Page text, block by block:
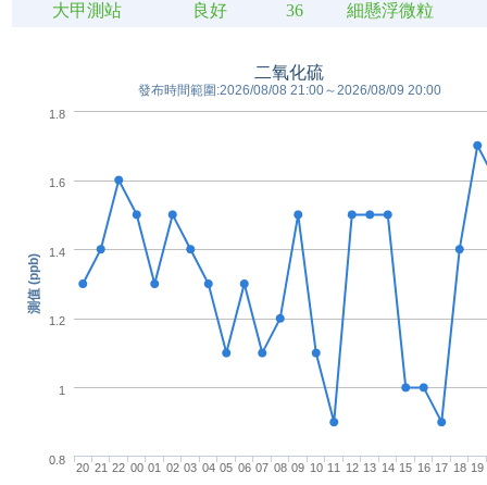
大甲測站 良好 36 細懸浮微粒
測值 (ppb)
二氧化硫
發布時間範圍:2026/08/08 21:00～2026/08/09 20:00
20 21 22 00 01 02 03 04 05 06 07 08 09 10 11 12 13 14 15 16 17 18 19
0.8
1
1.2
1.4
1.6
1.8